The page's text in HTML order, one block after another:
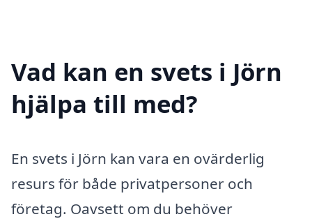
Vad kan en svets i Jörn
hjälpa till med?
En svets i Jörn kan vara en ovärderlig
resurs för både privatpersoner och
företag. Oavsett om du behöver